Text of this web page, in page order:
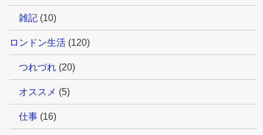
雑記 (10)
ロンドン生活 (120)
つれづれ (20)
オススメ (5)
仕事 (16)